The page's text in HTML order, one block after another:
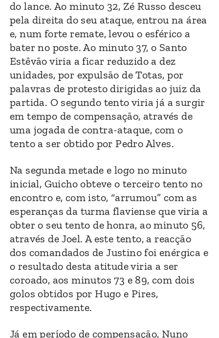
do lance. Ao minuto 32, Zé Russo desceu
pela direita do seu ataque, entrou na área
e, num forte remate, levou o esférico a
bater no poste. Ao minuto 37, o Santo
Estêvão viria a ficar reduzido a dez
unidades, por expulsão de Totas, por
palavras de protesto dirigidas ao juiz da
partida. O segundo tento viria já a surgir
em tempo de compensação, através de
uma jogada de contra-ataque, com o
tento a ser obtido por Pedro Alves.
Na segunda metade e logo no minuto
inicial, Guicho obteve o terceiro tento no
encontro e, com isto, “arrumou” com as
esperanças da turma flaviense que viria a
obter o seu tento de honra, ao minuto 56,
através de Joel. A este tento, a reacção
dos comandados de Justino foi enérgica e
o resultado desta atitude viria a ser
coroado, aos minutos 73 e 89, com dois
golos obtidos por Hugo e Pires,
respectivamente.
Já em período de compensação, Nuno